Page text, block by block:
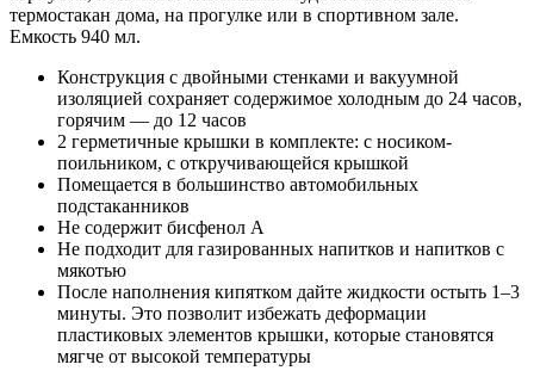
термостакан дома, на прогулке или в спортивном зале.
Емкость 940 мл.
Конструкция с двойными стенками и вакуумной
изоляцией сохраняет содержимое холодным до 24 часов,
горячим — до 12 часов
2 герметичные крышки в комплекте: с носиком-
поильником, с откручивающейся крышкой
Помещается в большинство автомобильных
подстаканников
Не содержит бисфенол А
Не подходит для газированных напитков и напитков с
мякотью
После наполнения кипятком дайте жидкости остыть 1–3
минуты. Это позволит избежать деформации
пластиковых элементов крышки, которые становятся
мягче от высокой температуры